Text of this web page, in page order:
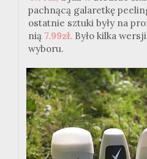
pachnącą galaretkę
ostatnie sztuki były na
nią 7.99zł. Było kilka
wyboru.